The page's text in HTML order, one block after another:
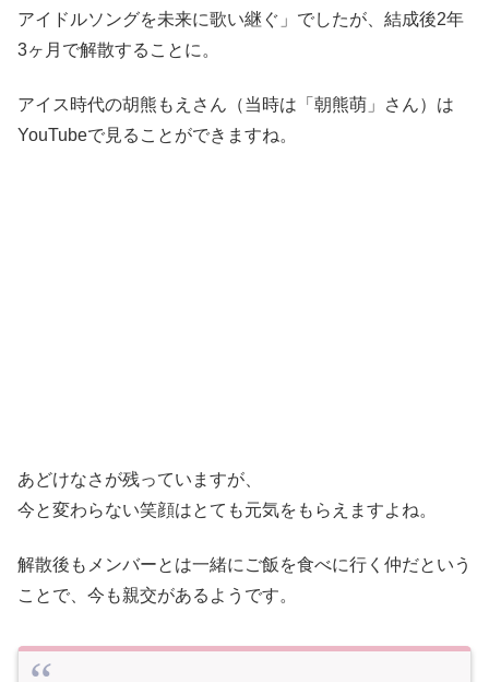
アイドルソングを未来に歌い継ぐ」でしたが、結成後2年
3ヶ月で解散することに。
アイス時代の胡熊もえさん（当時は「朝熊萌」さん）は
YouTubeで見ることができますね。
あどけなさが残っていますが、
今と変わらない笑顔はとても元気をもらえますよね。
解散後もメンバーとは一緒にご飯を食べに行く仲だという
ことで、今も親交があるようです。